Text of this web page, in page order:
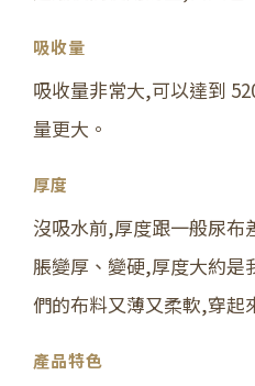
吸收量
吸收量非常大,可以達到
量更大。
厚度
沒吸水前,厚度跟一般尿布
脹變厚、變硬,厚度大約是
們的布料又薄又柔軟,穿起
產品特色